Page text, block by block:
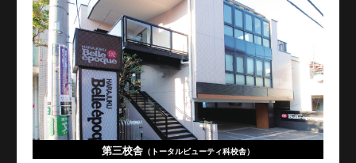
第三校舎（トータルビューティ科校舎）